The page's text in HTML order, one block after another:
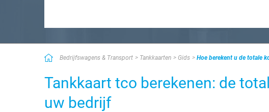
Bedrijfswagens & Transport Tankkaarten Gids Hoe berekent u de totale
Tankkaart tco berekenen: de
uw bedrijf